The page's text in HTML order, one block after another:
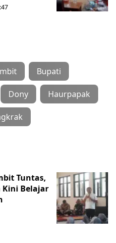
Bupati
Dony Haurpapak
Tuntas,
Kini Belajar